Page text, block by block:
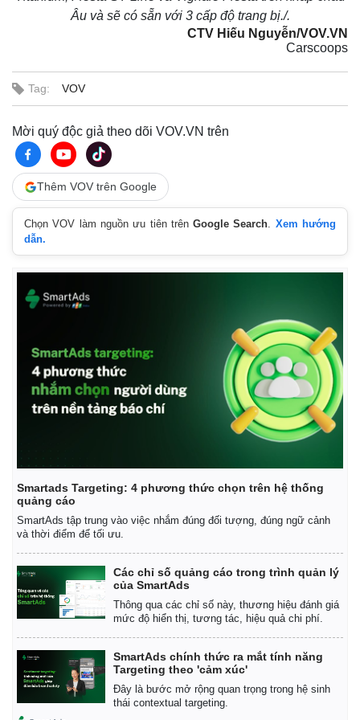
Âu và sẽ có sẵn với 3 cấp độ trang bị./.
CTV Hiếu Nguyễn/VOV.VN
Carscoops
Tag: VOV
Mời quý độc giả theo dõi VOV.VN trên
Thêm VOV trên Google
Chọn VOV làm nguồn ưu tiên trênGoogle Search. Xem hướng
dẫn.
Smartads Targeting: 4 phương thức chọn trên hệ thống
quảng cáo
SmartAds tập trung vào việc nhắm đúng đối tượng, đúng ngữ cảnh
và thời điểm để tối ưu.
Các chỉ số quảng cáo trong trình quản lý
của SmartAds
Thông qua các chỉ số này, thương hiệu đánh giá
mức độ hiển thị, tương tác, hiệu quả chi phí.
SmartAds chính thức ra mắt tính năng
Targeting theo 'cảm xúc'
Đây là bước mở rộng quan trọng trong hệ sinh
thái contextual targeting.